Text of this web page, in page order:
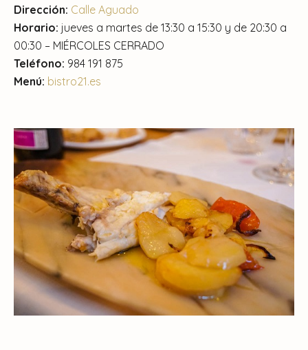
Dirección: Calle Aguado
Horario: jueves a martes de 13:30 a 15:30 y de 20:30 a
00:30 – MIÉRCOLES CERRADO
Teléfono: 984 191 875
Menú: bistro21.es